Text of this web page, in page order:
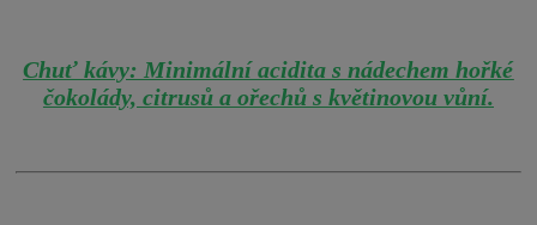
Chuť kávy: Minimální acidita s nádechem hořké
čokolády, citrusů a ořechů s květinovou vůní.